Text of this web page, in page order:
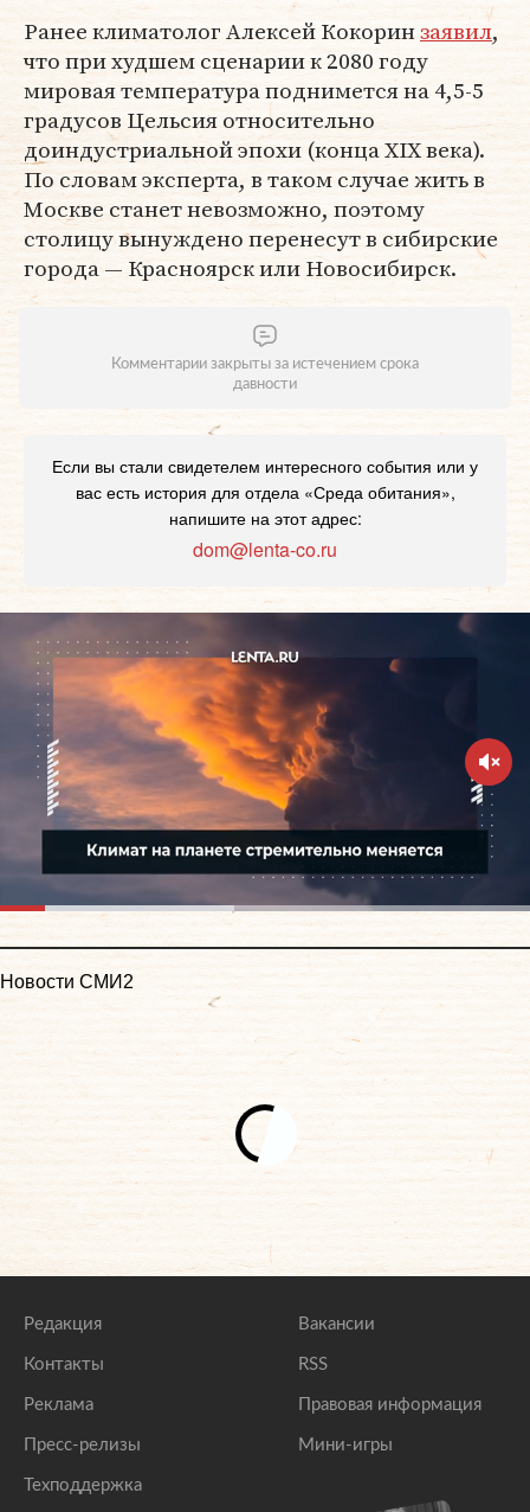
Ранее климатолог Алексей Кокоринзаявил,
что при худшем сценарии к 2080 году
мировая температура поднимется на 4,5-5
градусов Цельсия относительно
доиндустриальной эпохи (конца XIX века).
По словам эксперта, в таком случае жить в
Москве станет невозможно, поэтому
столицу вынуждено перенесут в сибирские
города — Красноярск или Новосибирск.
Комментарии закрыты за истечением срока
давности
Если вы стали свидетелем интересного события или у
вас есть история для отдела «Среда обитания»,
напишите на этот адрес:
dom@lenta-co.ru
Новости СМИ2
Редакция
Контакты
Реклама
Пресс-релизы
Техподдержка
Вакансии
RSS
Правовая информация
Мини-игры